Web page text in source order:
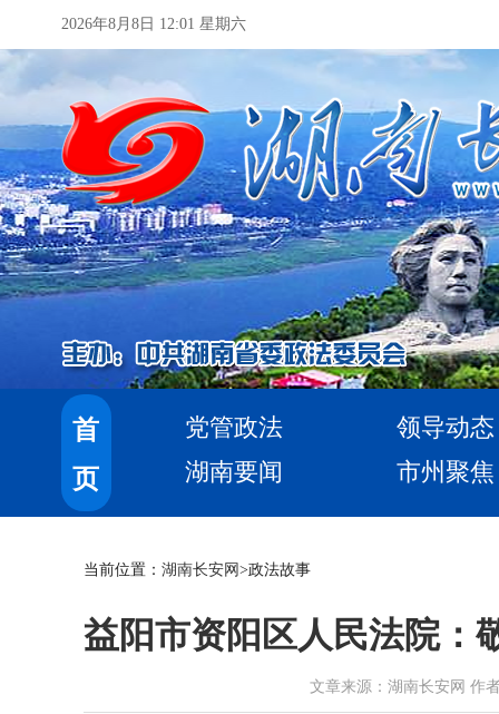
2026年8月8日 12:01 星期六
首
页
党管政法
领导动态
湖南要闻
市州聚焦
当前位置： 湖南长安网 >政法故事
益阳市资阳区人民法院：
文章来源：湖南长安网 作